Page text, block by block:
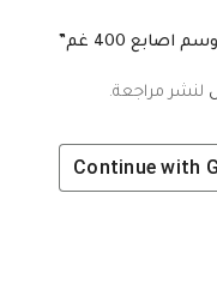
400 غم”
لنشر مراجعة.
Continue with